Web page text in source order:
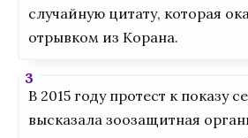
случайную цитату, которая
отрывком из Корана.
В 2015 году протест к показу
высказала зоозащитная